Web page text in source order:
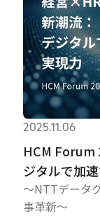
HCM
ジタルで加
～NTTデータ
事革新～
2025.11.06